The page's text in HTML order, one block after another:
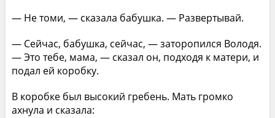
— Не томи, — сказала бабушка. — Развертывай.
— Сейчас, бабушка, сейчас, — заторопился Володя.
— Это тебе, мама, — сказал он, подходя к матери, и
подал ей коробку.
В коробке был высокий гребень. Мать громко
ахнула и сказала: